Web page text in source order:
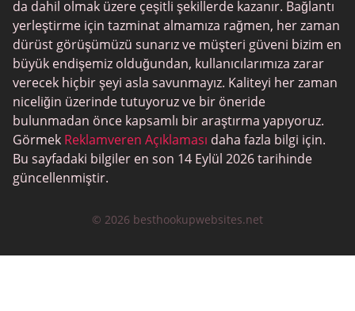
da dahil olmak üzere çeşitli şekillerde kazanır. Bağlantı
yerleştirme için tazminat almamıza rağmen, her zaman
dürüst görüşümüzü sunarız ve müşteri güveni bizim en
büyük endişemiz olduğundan, kullanıcılarımıza zarar
verecek hiçbir şeyi asla savunmayız. Kaliteyi her zaman
niceliğin üzerinde tutuyoruz ve bir öneride
bulunmadan önce kapsamlı bir araştırma yapıyoruz.
Görmek Reklamveren Açıklaması daha fazla bilgi için.
Bu sayfadaki bilgiler en son 14 Eylül 2026 tarihinde
güncellenmiştir.
© 2026 besthookupwebsites.net